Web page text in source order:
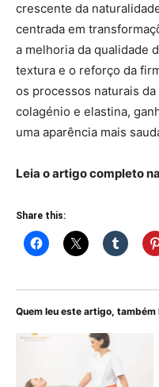
crescente da
centrada em
a melhoria da qualidade
textura e o reforço da
os processos naturais
colagénio e elastina,
uma aparência mais
Leia o artigo completo
Share this:
Quem leu este artigo, também